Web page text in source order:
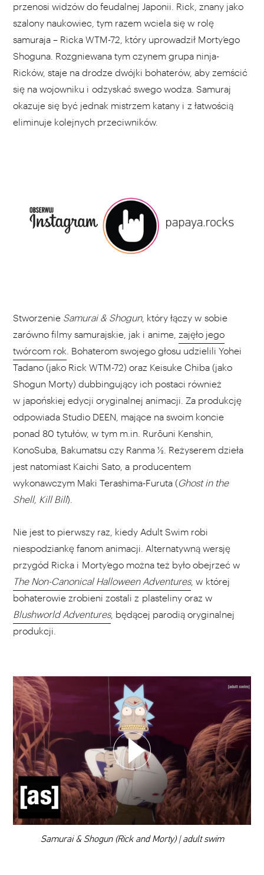
przenosi widzów do feudalnej Japonii. Rick, znany jako
szalony naukowiec, tym razem wciela się w rolę
samuraja – Ricka WTM-72, który uprowadził Morty’ego
Shoguna. Rozgniewana tym czynem grupa ninja-
Ricków, staje na drodze dwójki bohaterów, aby zemścić
się na wojowniku i odzyskać swego wodza. Samuraj
okazuje się być jednak mistrzem katany i z łatwością
eliminuje kolejnych przeciwników.
Stworzenie Samurai & Shogun, który łączy w sobie
zarówno filmy samurajskie, jak i anime, zajęło jego
twórcom rok . Bohaterom swojego głosu udzielili Yohei
Tadano (jako Rick WTM-72) oraz Keisuke Chiba (jako
Shogun Morty) dubbingujący ich postaci również
w japońskiej edycji oryginalnej animacji. Za produkcję
odpowiada Studio DEEN, mające na swoim koncie
ponad 80 tytułów, w tym m.in. Rurōuni Kenshin,
KonoSuba, Bakumatsu czy Ranma ½. Reżyserem dzieła
jest natomiast Kaichi Sato, a producentem
wykonawczym Maki Terashima-Furuta (Ghost in the
Shell, Kill Bill).
Nie jest to pierwszy raz, kiedy Adult Swim robi
niespodziankę fanom animacji. Alternatywną wersję
przygód Ricka i Morty’ego można też było obejrzeć w
The Non-Canonical Halloween Adventures, w której
bohaterowie zrobieni zostali z plasteliny oraz w
Blushworld Adventures, będącej parodią oryginalnej
produkcji.
00:00
Samurai & Shogun (Rick and Morty) | adult swim
WYBIERZ SWOJĄ PLAYLISTĘ
DODAJ TEN FILM DO PLAYLISTY